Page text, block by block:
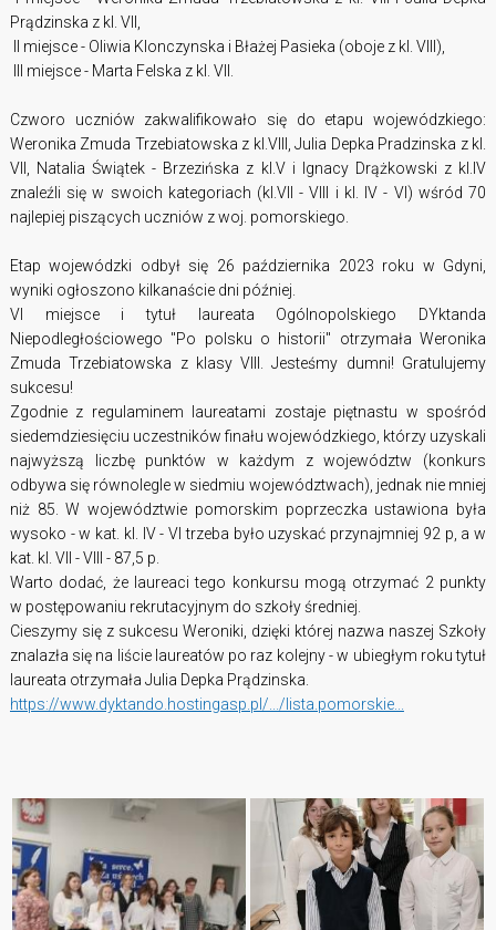
Prądzinska z kl. VII,
II miejsce - Oliwia Klonczynska i Błażej Pasieka (oboje z kl. VIII),
III miejsce - Marta Felska z kl. VII.
Czworo uczniów zakwalifikowało się do etapu wojewódzkiego:
Weronika Zmuda Trzebiatowska z kl.VIII, Julia Depka Pradzinska z kl.
VII, Natalia Świątek - Brzezińska z kl.V i Ignacy Drążkowski z kl.IV
znaleźli się w swoich kategoriach (kl.VII - VIII i kl. IV - VI) wśród 70
najlepiej piszących uczniów z woj. pomorskiego.
Etap wojewódzki odbył się 26 października 2023 roku w Gdyni,
wyniki ogłoszono kilkanaście dni później.
VI miejsce i tytuł laureata Ogólnopolskiego DYktanda
Niepodległościowego "Po polsku o historii" otrzymała Weronika
Zmuda Trzebiatowska z klasy VIII. Jesteśmy dumni! Gratulujemy
sukcesu!
Zgodnie z regulaminem laureatami zostaje piętnastu w spośród
siedemdziesięciu uczestników finału wojewódzkiego, którzy uzyskali
najwyższą liczbę punktów w każdym z województw (konkurs
odbywa się równolegle w siedmiu województwach), jednak nie mniej
niż 85. W województwie pomorskim poprzeczka ustawiona była
wysoko - w kat. kl. IV - VI trzeba było uzyskać przynajmniej 92 p, a w
kat. kl. VII - VIII - 87,5 p.
Warto dodać, że laureaci tego konkursu mogą otrzymać 2 punkty
w postępowaniu rekrutacyjnym do szkoły średniej.
Cieszymy się z sukcesu Weroniki, dzięki której nazwa naszej Szkoły
znalazła się na liście laureatów po raz kolejny - w ubiegłym roku tytuł
laureata otrzymała Julia Depka Prądzinska.
https://www.dyktando.hostingasp.pl/.../lista.pomorskie...